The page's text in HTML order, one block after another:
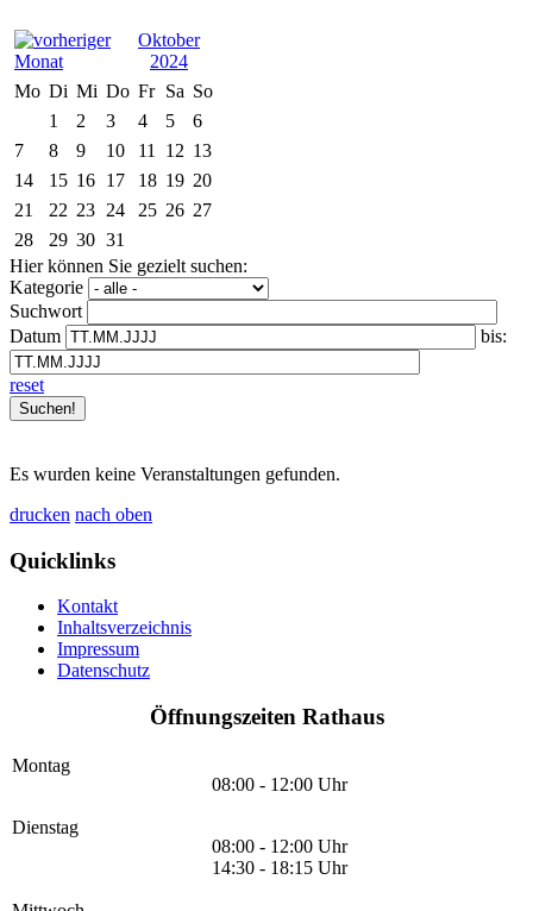
Oktober
2024
Mo Di Mi Do Fr Sa So
1
2 3 4 5
6
7
8 9 10 11 12 13
14
15 16 17 18 19 20
21
22 23 24 25 26 27
28
29 30 31
Hier können Sie gezielt suchen:
Kategorie
Suchwort
Datum
bis:
reset
Es wurden keine Veranstaltungen gefunden.
drucken nach oben
Quicklinks
Kontakt
Inhaltsverzeichnis
Impressum
Datenschutz
Öffnungszeiten Rathaus
Montag
08:00 - 12:00 Uhr
Dienstag
08:00 - 12:00 Uhr
14:30 - 18:15 Uhr